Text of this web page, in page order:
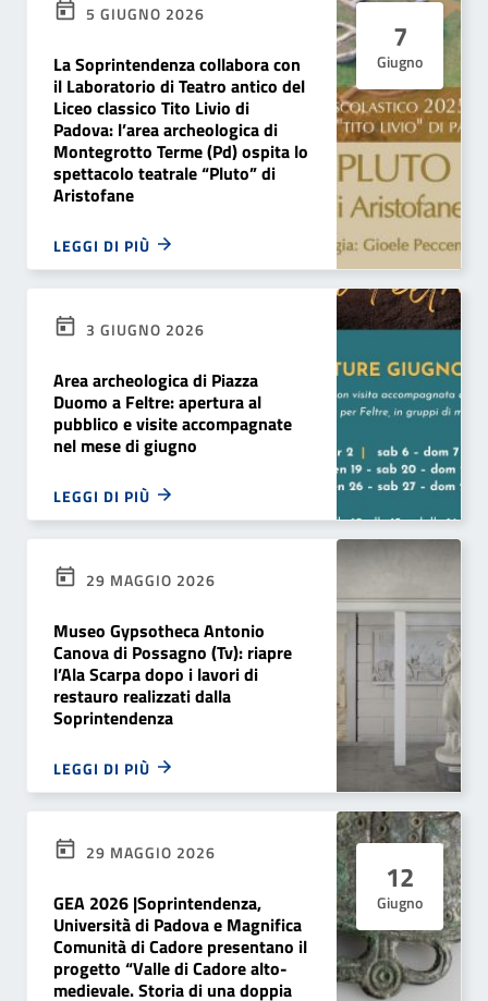
7
Giugno
5 GIUGNO 2026
La Soprintendenza collabora con
il Laboratorio di Teatro antico del
Liceo classico Tito Livio di
Padova: l’area archeologica di
Montegrotto Terme (Pd) ospita lo
spettacolo teatrale “Pluto” di
Aristofane
LEGGI DI PIÙ
3 GIUGNO 2026
Area archeologica di Piazza
Duomo a Feltre: apertura al
pubblico e visite accompagnate
nel mese di giugno
LEGGI DI PIÙ
29 MAGGIO 2026
Museo Gypsotheca Antonio
Canova di Possagno (Tv): riapre
l’Ala Scarpa dopo i lavori di
restauro realizzati dalla
Soprintendenza
LEGGI DI PIÙ
12
Giugno
29 MAGGIO 2026
GEA 2026 |Soprintendenza,
Università di Padova e Magnifica
Comunità di Cadore presentano il
progetto “Valle di Cadore alto-
medievale. Storia di una doppia